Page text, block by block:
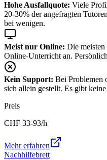
Hohe Ausfallquote: Viele
20-30% der angefragten
bei wenigen.
Meist nur Online: Die meisten
Online-Unterricht an.
Kein Support: Bei Problemen
sich allein gestellt. Es gibt
Preis
CHF 33-93/h
Mehr erfahren
Nachhilfebrett